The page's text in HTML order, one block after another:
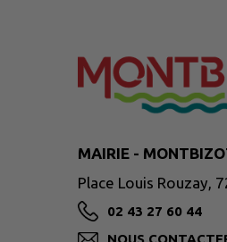
MAIRIE -
Place Louis Rouzay,
02 43 27 60 44
NOUS